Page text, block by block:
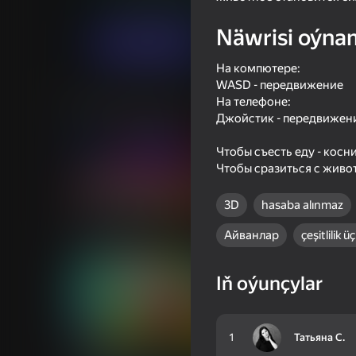
.io Oýunlar IRS
53
Ball Clicker
48
Näwrisi
На компютере:
WASD - передвижение
На телефоне:
Джойстик -
Чтобы съесть еду -
Чтобы сразиться с
3D hasaba alınmaz
Айванлар çeşitlilik
Iň oýunçylar
1 Татьяна С.